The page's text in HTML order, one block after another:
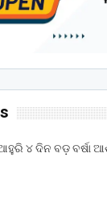
୪ ଦିନ ବଡ଼ ବର୍ଷା